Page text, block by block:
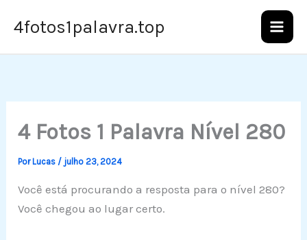
para4fotos1palavra.top
4 Fotos 1 Palavra Nível 280
PorLucas / julho 23, 2024
Você está procurando a resposta para o nível 280?
Você chegou ao lugar certo.